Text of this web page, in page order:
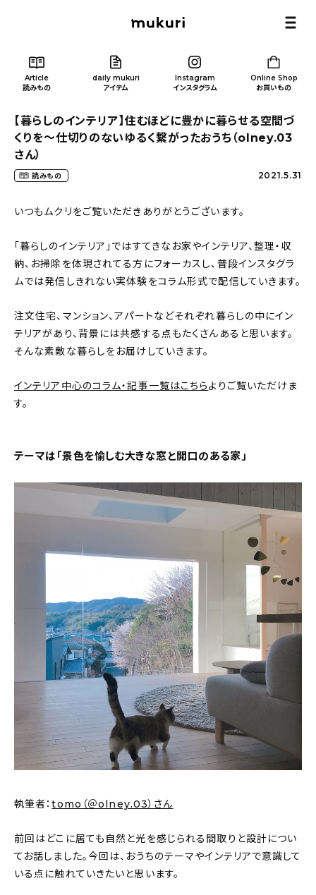
Article
読みもの
daily mukuri
アイテム
Instagram
インスタグラム
Online Shop
お買いもの
新着記事
おすすめの記事
daily mukuri/ アイテム
カテゴリー一覧
新着記事
人気の記事
おすすめの記事
インテリア
キッチン
ギフト
キッズ
【暮らしのインテリア】住むほどに豊かに暮らせる空間づ
くりを〜仕切りのないゆるく繋がったおうち（olney.03
さん）
読みもの 2021.5.31
いつもムクリをご覧いただきありがとうございます。
「暮らしのインテリア」ではすてきなお家やインテリア、整理・収
納、お掃除を体現されてる方にフォーカスし、普段インスタグラ
ムでは発信しきれない実体験をコラム形式で配信していきます。
注文住宅、マンション、アパートなどそれぞれ暮らしの中にイン
テリアがあり、背景には共感する点もたくさんあると思います。
そんな素敵な暮らしをお届けしていきます。
インテリア中心のコラム・記事一覧はこちらよりご覧いただけま
す。
テーマは「景色を愉しむ大きな窓と開口のある家」
執筆者：tomo（＠olney.03）さん
前回はどこに居ても自然と光を感じられる間取りと設計につい
てお話しました。今回は、おうちのテーマやインテリアで意識して
いる点に触れていきたいと思います。